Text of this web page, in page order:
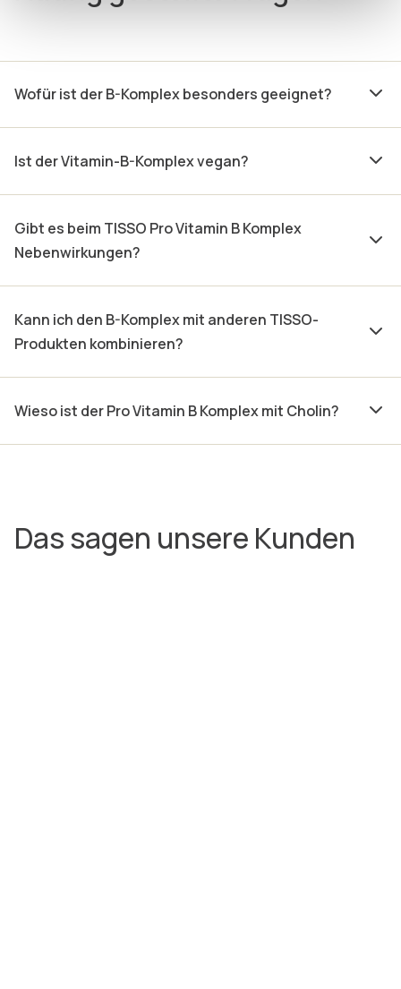
Wofür ist der B-Komplex besonders geeignet?
Ist der Vitamin-B-Komplex vegan?
Gibt es beim TISSO Pro Vitamin B Komplex
Nebenwirkungen?
Kann ich den B-Komplex mit anderen TISSO-
Produkten kombinieren?
Wieso ist der Pro Vitamin B Komplex mit Cholin?
Das sagen unsere Kunden